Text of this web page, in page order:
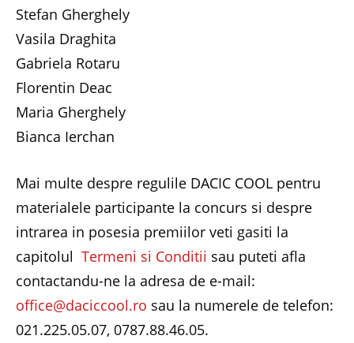
Stefan Gherghely
Vasila Draghita
Gabriela Rotaru
Florentin Deac
Maria Gherghely
Bianca Ierchan
Mai multe despre regulile DACIC COOL pentru
materialele participante la concurs si despre
intrarea in posesia premiilor veti gasiti la
capitolul Termeni si Conditii sau puteti afla
contactandu-ne la adresa de e-mail:
office@daciccool.ro sau la numerele de telefon:
021.225.05.07, 0787.88.46.05.